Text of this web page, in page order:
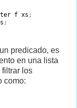
f xs ;
;
predicado, es
en una lista
filtrar los
como: